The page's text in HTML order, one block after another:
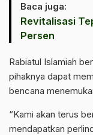
Baca juga:
Revitalisasi
Persen
Rabiatul Islamiah
pihaknya dapat
bencana
“Kami akan terus
mendapatkan